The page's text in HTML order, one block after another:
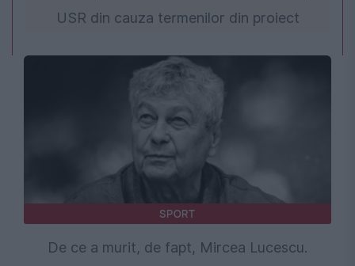
USR din cauza termenilor din proiect
SPORT
De ce a murit, de fapt, Mircea Lucescu.